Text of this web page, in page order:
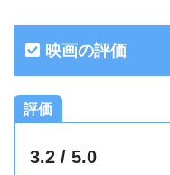
映画の評価
評価
3.2 / 5.0